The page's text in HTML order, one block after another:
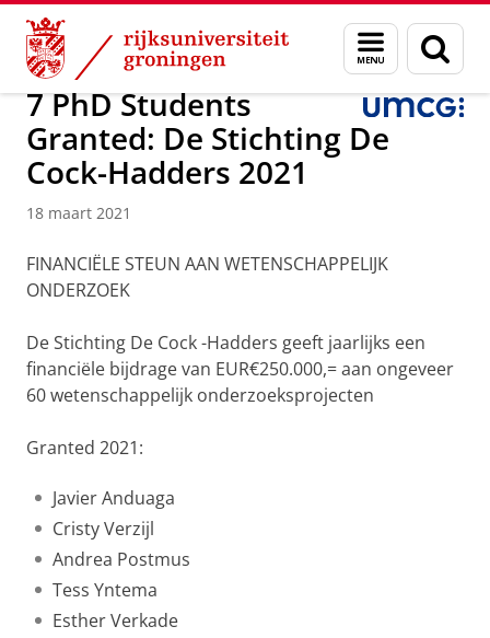
Skip
Content
Skip
Navigation
Menu
en
zoeken
Onderzoek Kindergeneeskunde
7 PhD Students
Granted: De Stichting De
Cock-Hadders 2021
18 maart 2021
FINANCIËLE STEUN AAN WETENSCHAPPELIJK
ONDERZOEK
De Stichting De Cock -Hadders geeft jaarlijks een
financiële bijdrage van EUR€250.000,= aan ongeveer
60 wetenschappelijk onderzoeksprojecten
Granted 2021:
Javier Anduaga
Cristy Verzijl
Andrea Postmus
Tess Yntema
Esther Verkade